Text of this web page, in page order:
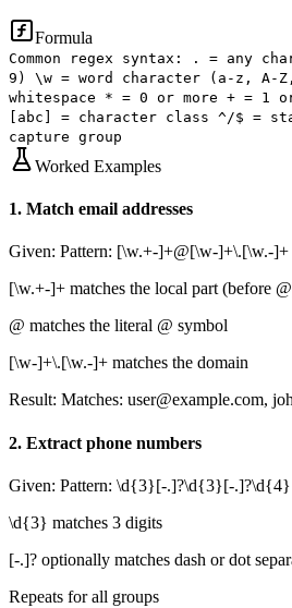
Formula
Common regex syntax: . = any
9) \w = word character (a-z, A-
whitespace * = 0 or more + = 1
[abc] = character class ^/$ =
capture group
Worked Examples
1. Match email addresses
Given: Pattern: [\w.+-]+@[\w-]+\.[\w.-]+
[\w.+-]+ matches the local part (before
@ matches the literal @ symbol
[\w-]+\.[\w.-]+ matches the domain
Result: Matches: user@example.com,
2. Extract phone numbers
Given: Pattern: \d{3}[-.]?\d{3}[-.]?\d{4}
\d{3} matches 3 digits
[-.]? optionally matches dash or dot
Repeats for all groups